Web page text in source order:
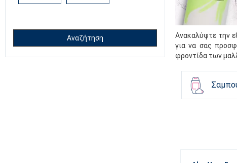
Αναζήτηση
Ανακαλύψτε την
για να σας
φροντίδα των